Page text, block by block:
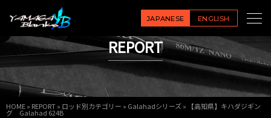
JAPANESE ENGLISH
REPORT
HOME» REPORT» ロッド別カテゴリー » Galahadシリーズ» 【高知県】キハダジギン
グ Galahad 624B